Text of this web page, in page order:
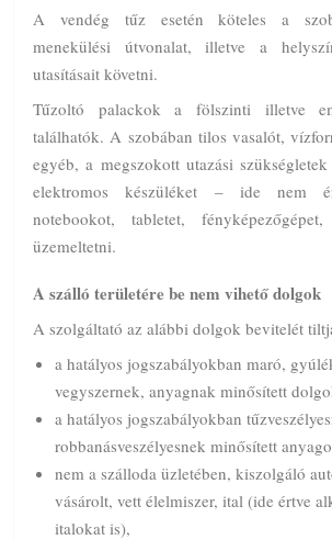
A vendég tűz esetén köteles a
menekülési útvonalat, illetve a
utasításait követni.
Tűzoltó palackok a fölszinti illetve
találhatók. A szobában tilos vasalót,
egyéb, a megszokott utazási
elektromos készüléket – ide nem
notebookot, tabletet,
üzemeltetni.
A szálló területére be nem vihető dolgok
A szolgáltató az alábbi dolgok bevitelét
a hatályos jogszabályokban maró,
vegyszernek, anyagnak minősített
a hatályos jogszabályokban
robbanásveszélyesnek minősített
nem a szálloda üzletében, kiszolgáló
vásárolt, vett élelmiszer, ital (ide értve
italokat is),